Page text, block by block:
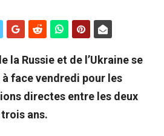
la Russie et de l’Ukraine se
face vendredi pour les
directes entre les deux
ans.